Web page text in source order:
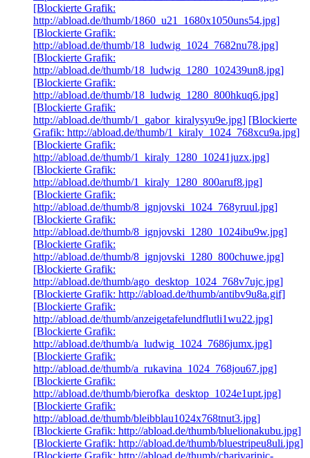
[Blockierte Grafik:
http://abload.de/thumb/1860_u21_1680x1050uns54.jpg]
[Blockierte Grafik:
http://abload.de/thumb/18_ludwig_1024_7682nu78.jpg]
[Blockierte Grafik:
http://abload.de/thumb/18_ludwig_1280_102439un8.jpg]
[Blockierte Grafik:
http://abload.de/thumb/18_ludwig_1280_800hkuq6.jpg]
[Blockierte Grafik:
http://abload.de/thumb/1_gabor_kiralysyu9e.jpg] [Blockierte
Grafik: http://abload.de/thumb/1_kiraly_1024_768xcu9a.jpg]
[Blockierte Grafik:
http://abload.de/thumb/1_kiraly_1280_10241juzx.jpg]
[Blockierte Grafik:
http://abload.de/thumb/1_kiraly_1280_800aruf8.jpg]
[Blockierte Grafik:
http://abload.de/thumb/8_ignjovski_1024_768yruul.jpg]
[Blockierte Grafik:
http://abload.de/thumb/8_ignjovski_1280_1024ibu9w.jpg]
[Blockierte Grafik:
http://abload.de/thumb/8_ignjovski_1280_800chuwe.jpg]
[Blockierte Grafik:
http://abload.de/thumb/ago_desktop_1024_768v7ujc.jpg]
[Blockierte Grafik: http://abload.de/thumb/antibv9u8a.gif]
[Blockierte Grafik:
http://abload.de/thumb/anzeigetafelundflutli1wu22.jpg]
[Blockierte Grafik:
http://abload.de/thumb/a_ludwig_1024_7686jumx.jpg]
[Blockierte Grafik:
http://abload.de/thumb/a_rukavina_1024_768jou67.jpg]
[Blockierte Grafik:
http://abload.de/thumb/bierofka_desktop_1024e1upt.jpg]
[Blockierte Grafik:
http://abload.de/thumb/bleibblau1024x768tnut3.jpg]
[Blockierte Grafik: http://abload.de/thumb/bluelionakubu.jpg]
[Blockierte Grafik: http://abload.de/thumb/bluestripeu8uli.jpg]
[Blockierte Grafik: http://abload.de/thumb/charivaripic-